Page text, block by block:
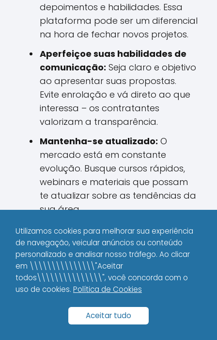
depoimentos e habilidades. Essa
plataforma pode ser um diferencial
na hora de fechar novos projetos.
Aperfeiçoe suas habilidades de
comunicação: Seja claro e objetivo
ao apresentar suas propostas.
Evite enrolação e vá direto ao que
interessa – os contratantes
valorizam a transparência.
Mantenha-se atualizado: O
mercado está em constante
evolução. Busque cursos rápidos,
webinars e materiais que possam
te atualizar sobre as tendências da
sua área.
Aprenda a lidar com feedbacks:
Nem sempre os clientes vão elogiar.
Use os feedbacks, mesmo os
negativos, como uma
oportunidade de aprimoramento.
Organize seus ganhos e despesas,
Utilizamos cookies para melhorar sua experiência
de navegação, veicular anúncios ou conteúdo
personalizado e analisar nosso tráfego. Ao clicar
em \\\\\\\\\\\\\\\"Aceitar
todos\\\\\\\\\\\\\\\", você concorda com o
uso de cookies. Política de Cookies
Aceitar tudo